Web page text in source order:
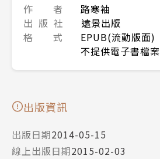
作 者
路寒袖
出 版 社
遠景出版
格 式
EPUB(流動版面)
不提供電子書檔
出版資訊
出版日期2014-05-15
線上出版日期2015-02-03